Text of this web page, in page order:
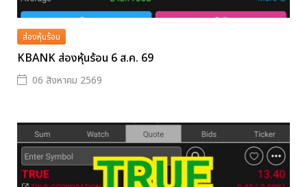
ส่องหุ้นร้อน
KBANK ส่องหุ้นร้อน 6 ส.ค. 69
06 สิงหาคม 2569